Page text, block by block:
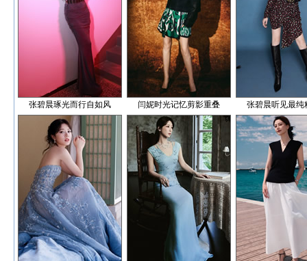
张碧晨琢光而行自如风 闫妮时光记忆剪影重叠 张碧晨听见最纯